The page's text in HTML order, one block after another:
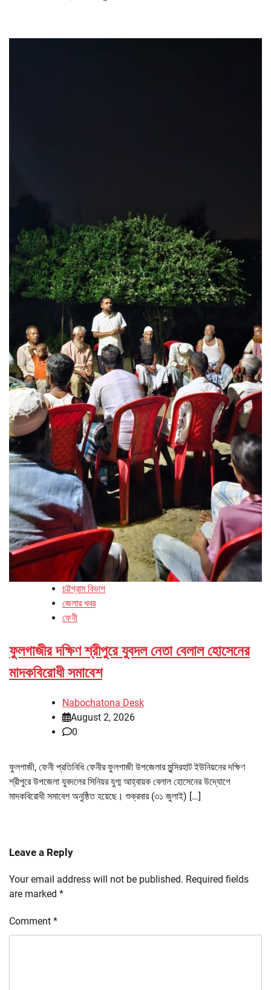
চট্টগ্রাম বিভাগ
জেলার খবর
ফেনী
ফুলগাজীর দক্ষিণ শ্রীপুরে যুবদল নেতা বেলাল হোসেনের
মাদকবিরোধী সমাবেশ
Nabochatona Desk
August 2, 2026
0
ফুলগাজী, ফেনী প্রতিনিধি ফেনীর ফুলগাজী উপজেলার মুন্সিরহাট ইউনিয়নের দক্ষিণ
শ্রীপুরে উপজেলা যুবদলের সিনিয়র যুগ্ম আহ্বায়ক বেলাল হোসেনের উদ্যোগে
মাদকবিরোধী সমাবেশ অনুষ্ঠিত হয়েছে। শুক্রবার (৩১ জুলাই) […]
Leave a Reply
Your email address will not be published. Required fields
are marked *
Comment *